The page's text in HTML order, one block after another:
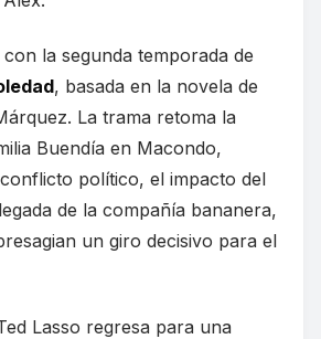
la segunda temporada de
, basada en la novela de
La trama retoma la
Buendía en Macondo,
político, el impacto del
de la compañía bananera,
un giro decisivo para el
Lasso regresa para una